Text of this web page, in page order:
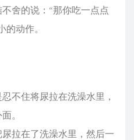
舍的说：“那你吃一点点
动作。
住将尿拉在洗澡水里，
。
拉在了洗澡水里，然后一